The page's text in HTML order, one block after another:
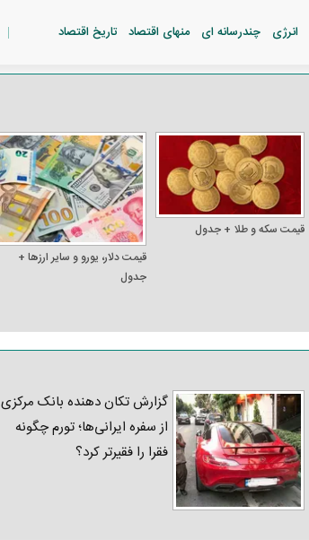
انرژی چندرسانه ای منهای اقتصاد تاریخ اقتصاد
قیمت سکه و طلا + جدول
قیمت دلار، یورو و سایر ارز‌ها +
جدول
گزارش تکان‌ دهنده بانک مرکزی
از سفره ایرانی‌ها؛ تورم چگونه
فقرا را فقیرتر کرد؟